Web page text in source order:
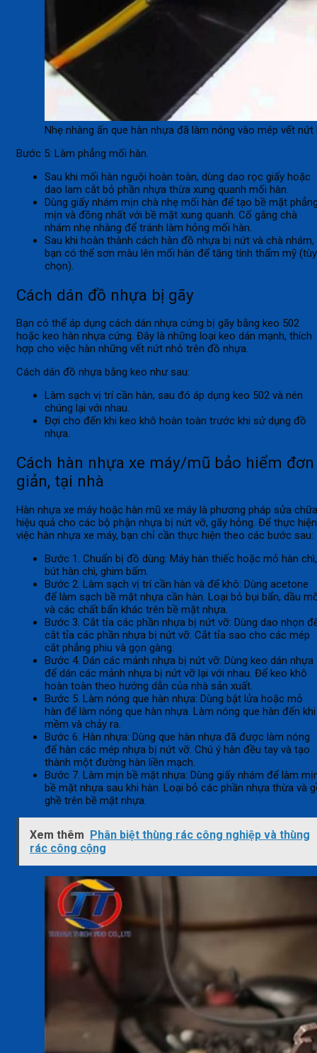
Nhẹ nhàng ấn que hàn nhựa đã làm nóng vào mép vết nứt
Bước 5: Làm phẳng mối hàn.
Sau khi mối hàn nguội hoàn toàn, dùng dao rọc giấy hoặc
dao lam cắt bỏ phần nhựa thừa xung quanh mối hàn.
Dùng giấy nhám mịn chà nhẹ mối hàn để tạo bề mặt
mịn và đồng nhất với bề mặt xung quanh. Cố gắng chà
nhám nhẹ nhàng để tránh làm hỏng mối hàn.
Sau khi hoàn thành cách hàn đồ nhựa bị nứt và chà nhám,
bạn có thể sơn màu lên mối hàn để tăng tính thẩm mỹ (tùy
chọn).
Cách dán đồ nhựa bị gãy
Bạn có thể áp dụng cách dán nhựa cứng bị gãy bằng keo 502
hoặc keo hàn nhựa cứng. Đây là những loại keo dán mạnh, thích
hợp cho việc hàn những vết nứt nhỏ trên đồ nhựa.
Cách dán đồ nhựa bằng keo như sau:
Làm sạch vị trí cần hàn, sau đó áp dụng keo 502 và nén
chúng lại với nhau.
Đợi cho đến khi keo khô hoàn toàn trước khi sử dụng đồ
nhựa.
Cách hàn nhựa xe máy/mũ bảo hiểm đơn
giản, tại nhà
Hàn nhựa xe máy hoặc hàn mũ xe máy là phương pháp sửa chữa
hiệu quả cho các bộ phận nhựa bị nứt vỡ, gãy hỏng. Để thực hiện
việc hàn nhựa xe máy, bạn chỉ cần thực hiện theo các bước sau:
Bước 1. Chuẩn bị đồ dùng: Máy hàn thiếc hoặc mỏ hàn chì,
bút hàn chì, ghim bấm.
Bước 2. Làm sạch vị trí cần hàn và để khô: Dùng acetone
để làm sạch bề mặt nhựa cần hàn. Loại bỏ bụi bẩn, dầu
và các chất bẩn khác trên bề mặt nhựa.
Bước 3. Cắt tỉa các phần nhựa bị nứt vỡ: Dùng dao nhọn
cắt tỉa các phần nhựa bị nứt vỡ. Cắt tỉa sao cho các mép
cắt phẳng phiu và gọn gàng.
Bước 4. Dán các mảnh nhựa bị nứt vỡ: Dùng keo dán nhựa
để dán các mảnh nhựa bị nứt vỡ lại với nhau. Để keo khô
hoàn toàn theo hướng dẫn của nhà sản xuất.
Bước 5. Làm nóng que hàn nhựa: Dùng bật lửa hoặc mỏ
hàn để làm nóng que hàn nhựa. Làm nóng que hàn đến khi
mềm và chảy ra.
Bước 6. Hàn nhựa: Dùng que hàn nhựa đã được làm nóng
để hàn các mép nhựa bị nứt vỡ. Chú ý hàn đều tay và tạo
thành một đường hàn liền mạch.
Bước 7. Làm mịn bề mặt nhựa: Dùng giấy nhám để làm
bề mặt nhựa sau khi hàn. Loại bỏ các phần nhựa thừa và
ghề trên bề mặt nhựa.
Xem thêm Phân biệt thùng rác công nghiệp và thùng
rác công cộng